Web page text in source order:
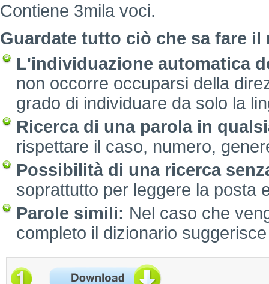
Contiene 3mila voci.
Guardate tutto ciò che sa fare
L'individuazione automatica
non occorre occuparsi della
grado di individuare da solo la
Ricerca di una parola in
rispettare il caso, numero,
Possibilità di una ricerca
soprattutto per leggere la posta
Parole simili: Nel caso che
completo il dizionario